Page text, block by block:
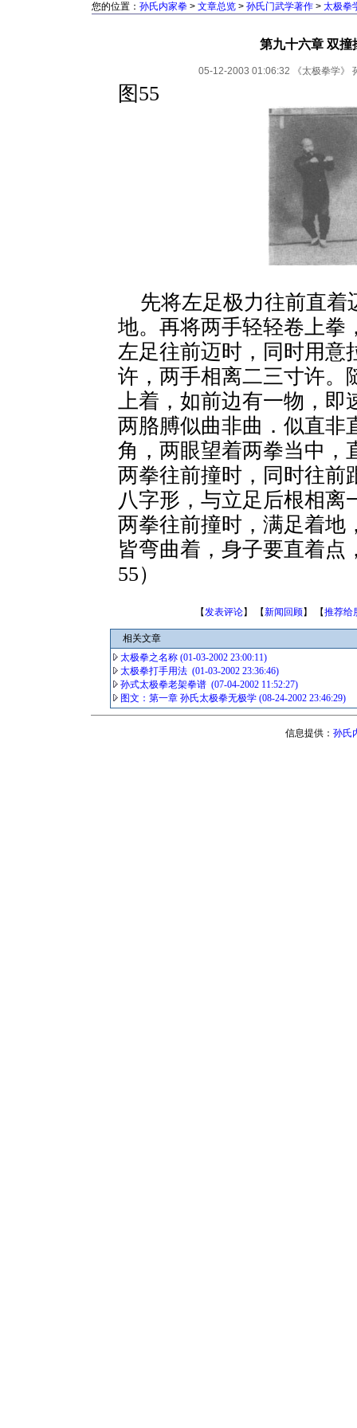
您的位置： 孙氏内家拳 > 文章总览 > 孙氏门武学著作 > 太极拳
第九十六章 双撞
05-12-2003 01:06:32 《太极拳学》
图55
先将左足极力往前直着
地。再将两手轻轻卷上拳
左足往前迈时，同时用意
许，两手相离二三寸许。
上着，如前边有一物，即
两胳膊似曲非曲．似直非
角，两眼望着两拳当中，
两拳往前撞时，同时往前
八字形，与立足后根相离
两拳往前撞时，满足着地
皆弯曲着，身子要直着点
55）
【发表评论】 【新闻回顾】 【推荐给
相关文章
太极拳之名称 (01-03-2002 23:00:11)
太极拳打手用法 (01-03-2002 23:36:46)
孙式太极拳老架拳谱 (07-04-2002 11:52:27)
图文：第一章 孙氏太极拳无极学 (08-24-2002 23:46:29)
信息提供： 孙氏